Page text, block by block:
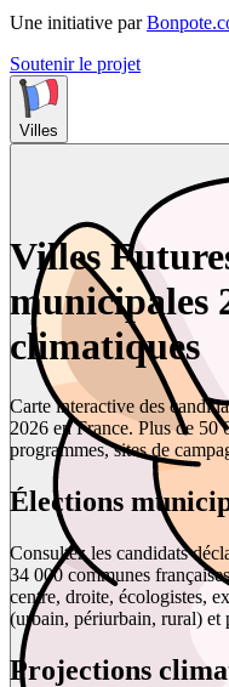
Une initiative par
Soutenir le projet
Villes
Villes
municipales
climatiques
Carte interactive des
2026 en France. Plus de 50
programmes, sites de
Élections
Consultez les candidats
34 000 communes
centre, droite, écologistes,
(urbain, périurbain, rural) et
Projections